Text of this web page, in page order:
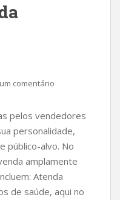
comentário
pelos vendedores
personalidade,
público-alvo. No
amplamente
Atenda
de saúde, aqui no